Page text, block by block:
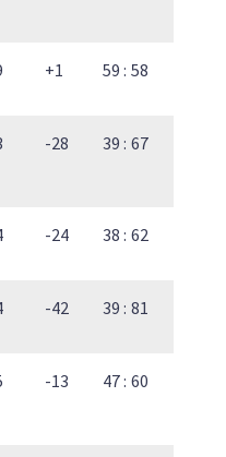
+1 59 : 58
-28 39 : 67
-24 38 : 62
-42 39 : 81
-13 47 : 60